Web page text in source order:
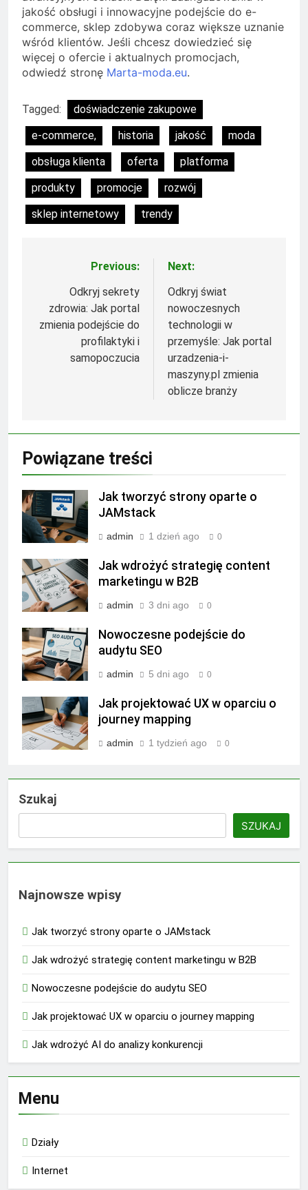
jakość obsługi i innowacyjne podejście do e-
commerce, sklep zdobywa coraz większe uznanie
wśród klientów. Jeśli chcesz dowiedzieć się
więcej o ofercie i aktualnych promocjach,
odwiedź stronę Marta-moda.eu.
Tagged:
doświadczenie zakupowe
e-commerce,
historia jakość
moda
obsługa klienta
oferta
platforma
produkty
promocje
rozwój
sklep internetowy
trendy
Nawigacja
wpisu
Previous:
Odkryj sekrety
zdrowia: Jak portal
zmienia podejście do
profilaktyki i
samopoczucia
Next:
Odkryj świat
nowoczesnych
technologii w
przemyśle: Jak portal
urzadzenia-i-
maszyny.pl zmienia
oblicze branży
Powiązane treści
Jak tworzyć strony oparte o
JAMstack
admin 1 dzień ago 0
Jak wdrożyć strategię content
marketingu w B2B
admin 3 dni ago 0
Nowoczesne podejście do
audytu SEO
admin 5 dni ago 0
Jak projektować UX w oparciu o
journey mapping
admin 1 tydzień ago 0
Szukaj
SZUKAJ
Najnowsze wpisy
Jak tworzyć strony oparte o JAMstack
Jak wdrożyć strategię content marketingu w B2B
Nowoczesne podejście do audytu SEO
Jak projektować UX w oparciu o journey mapping
Jak wdrożyć AI do analizy konkurencji
Menu
Działy
Internet